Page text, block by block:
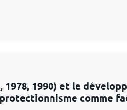
1990) et le
protectionnisme comme